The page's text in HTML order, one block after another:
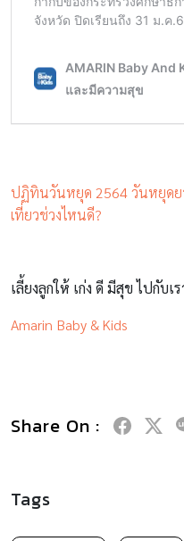
ปฏิทินวันหยุด 2564 วันหยุดย
เที่ยวช่วงไหนดี?
เลี้ยงลูกให้ เก่ง ดี มีสุข ไปกับเ
Amarin Baby & Kids
Share On :
Tags